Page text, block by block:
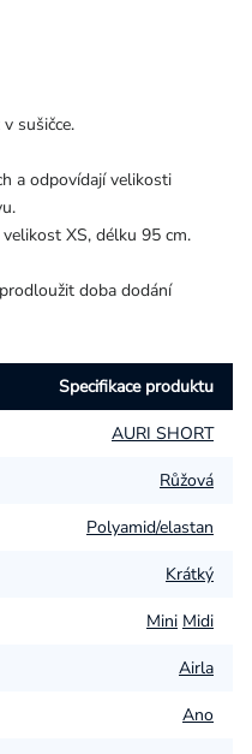
sušičce.
a odpovídají velikosti
XS, délku 95 cm.
doba dodání
Specifikace produktu
AURI SHORT
Růžová
Polyamid/elastan
Krátký
Mini Midi
Airla
Ano